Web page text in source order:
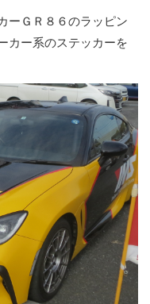
ーＧＲ８６のラッピン
カー系のステッカーを